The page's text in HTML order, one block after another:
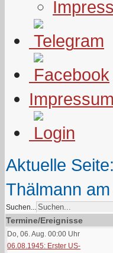
Impressum
Aktuelle Seite:
Thälmann
Suchen...
Termine/Ereignisse
Do, 06. Aug. 00:00 Uhr
06.08.1945: Erster US-